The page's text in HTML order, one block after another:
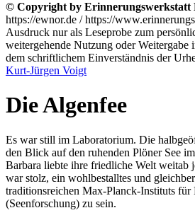
© Copyright by Erinnerungswerkstatt
https://ewnor.de / https://
Ausdruck nur als Leseprobe zum
weitergehende Nutzung oder
dem schriftlichem Einverständnis der
Kurt-Jürgen Voigt
Die Algenfee
Es war still im Laboratorium. Die
den Blick auf den ruhenden Plöner See
Barbara liebte ihre friedliche Welt weitab
war stolz, ein wohlbestalltes und
traditionsreichen Max-Planck-Instituts
(Seenforschung) zu sein.